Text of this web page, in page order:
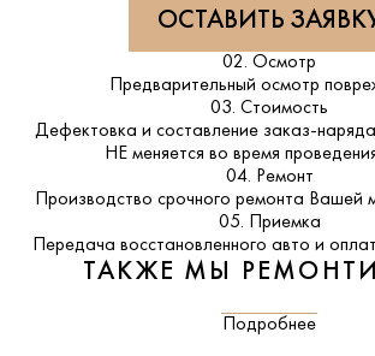
ОСТАВИТЬ
02. Осмотр
Предварительный осмотр
03. Стоимость
Дефектовка и составление заказ-
НЕ меняется во время
04. Ремонт
Производство срочного ремонта Вашей
05. Приемка
Передача восстановленного авто и
ТАКЖЕ МЫ
Подробнее